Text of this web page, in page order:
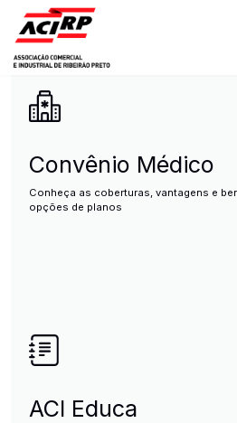
Pular para o conteúdo principal
ACIRP -
Convênio Médico
Conheça as coberturas, vantagens e
opções de planos
ACI Educa